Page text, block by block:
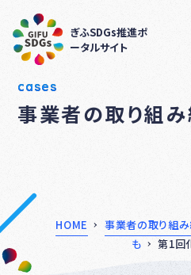
ぎふSDGs推進ポ
ータルサイト
cases
事業者の取り組
HOME 事業者の取り組
も
第1回